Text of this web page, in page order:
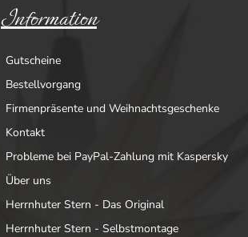
Information
Gutscheine
Bestellvorgang
Firmenpräsente und Weihnachtsgeschenke
Kontakt
Probleme bei PayPal-Zahlung mit Kaspersky
Über uns
Herrnhuter Stern - Das Original
Herrnhuter Stern - Selbstmontage